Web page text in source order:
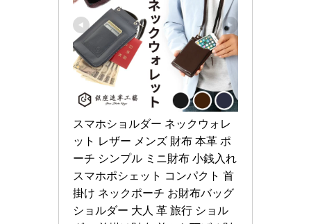
スマホショルダー ネックウォレ
ット レザー メンズ 財布 本革 ポ
ーチ シンプル ミニ財布 小銭入れ
スマホポシェット コンパクト 首
掛け ネックポーチ お財布バッグ
ショルダー 大人 革 旅行 ショル